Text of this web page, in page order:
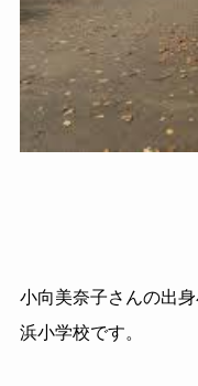
小向美奈子さんの出
浜小学校です。